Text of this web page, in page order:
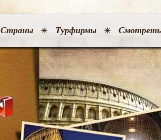
Страны Турфирмы